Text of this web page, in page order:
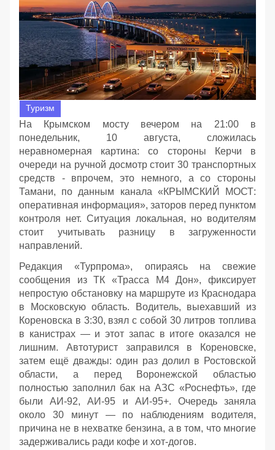
Туризм
На Крымском мосту вечером на 21:00 в
понедельник, 10 августа, сложилась
неравномерная картина: со стороны Керчи в
очереди на ручной досмотр стоит 30 транспортных
средств - впрочем, это немного, а со стороны
Тамани, по данным канала «КРЫМСКИЙ МОСТ:
оперативная информация», заторов перед пунктом
контроля нет. Ситуация локальная, но водителям
стоит учитывать разницу в загруженности
направлений.
Редакция «Турпрома», опираясь на свежие
сообщения из ТК «Трасса М4 Дон», фиксирует
непростую обстановку на маршруте из Краснодара
в Московскую область. Водитель, выехавший из
Кореновска в 3:30, взял с собой 30 литров топлива
в канистрах — и этот запас в итоге оказался не
лишним. Автотурист заправился в Кореновске,
затем ещё дважды: один раз долил в Ростовской
области, а перед Воронежской областью
полностью заполнил бак на АЗС «Роснефть», где
были АИ‑92, АИ‑95 и АИ‑95+. Очередь заняла
около 30 минут — по наблюдениям водителя,
причина не в нехватке бензина, а в том, что многие
задерживались ради кофе и хот‑догов.